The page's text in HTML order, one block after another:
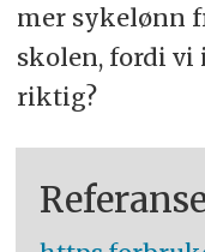
mer sykelønn
skolen, fordi vi
riktig?